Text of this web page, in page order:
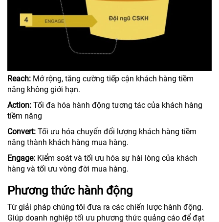
Reach: Mở rộng, tăng cường tiếp cận khách hàng tiềm
năng không giới hạn.
Action: Tối đa hóa hành động tương tác của khách hàng
tiềm năng
Convert: Tối ưu hóa chuyển đổi lượng khách hàng tiềm
năng thành khách hàng mua hàng.
Engage: Kiểm soát và tối ưu hóa sự hài lòng của khách
hàng và tối ưu vòng đời mua hàng.
Phương thức hành động
Từ giải pháp chúng tôi đưa ra các chiến lược hành động.
Giúp doanh nghiệp tối ưu phương thức quảng cáo để đạt